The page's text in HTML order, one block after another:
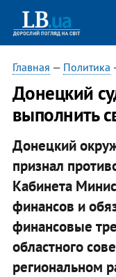
Главная — Политика
Донецкий
выполнить
Донецкий
признал
Кабинета
финансов и
финансовые
областного
региональном